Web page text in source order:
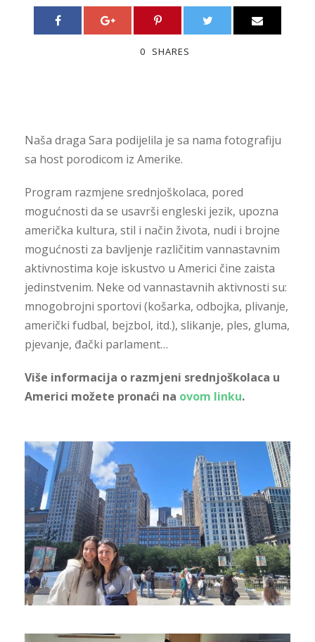
0 SHARES
Naša draga Sara podijelila je sa nama fotografiju
sa host porodicom iz Amerike.
Program razmjene srednjoškolaca, pored
mogućnosti da se usavrši engleski jezik, upozna
američka kultura, stil i način života, nudi i brojne
mogućnosti za bavljenje različitim vannastavnim
aktivnostima koje iskustvo u Americi čine zaista
jedinstvenim. Neke od vannastavnih aktivnosti su:
mnogobrojni sportovi (košarka, odbojka, plivanje,
američki fudbal, bejzbol, itd.), slikanje, ples, gluma,
pjevanje, đački parlament…
Više informacija o razmjeni srednjoškolaca u
Americi možete pronaći na ovom linku.